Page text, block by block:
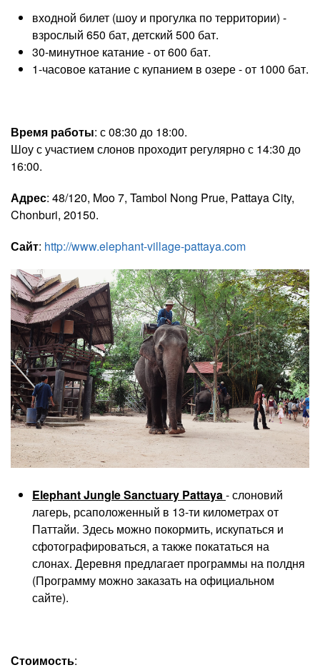
входной билет (шоу и прогулка по территории) -
взрослый 650 бат, детский 500 бат.
30-минутное катание - от 600 бат.
1-часовое катание с купанием в озере - от 1000 бат.
Время работы: с 08:30 до 18:00.
Шоу с участием слонов проходит регулярно с 14:30 до
16:00.
Адрес: 48/120, Moo 7, Tambol Nong Prue, Pattaya City,
Chonburi, 20150.
Сайт: http://www.elephant-village-pattaya.com
Elephant Jungle Sanctuary Pattaya- слоновий
лагерь, рсаположенный в 13-ти километрах от
Паттайи. Здесь можно покормить, искупаться и
сфотографироваться, а также покататься на
слонах. Деревня предлагает программы на полдня
(Программу можно заказать на официальном
сайте).
Стоимость: